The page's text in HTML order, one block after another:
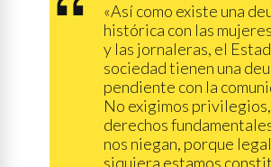
«Así como existe una
histórica con las
y las jornaleras, el
sociedad tienen una
pendiente con la
No exigimos
derechos
nos niegan, porque
siquiera estamos